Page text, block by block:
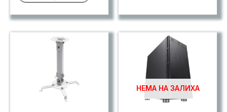
НЕМА НА ЗАЛИХА